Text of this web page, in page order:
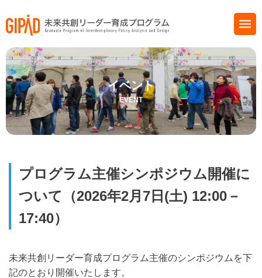
イベント
EVENT
プログラム主催シンポジウム開催に
ついて（2026年2月7日(土) 12:00－
17:40）
未来共創リーダー育成プログラム主催のシンポジウムを下
記のとおり開催いたします。